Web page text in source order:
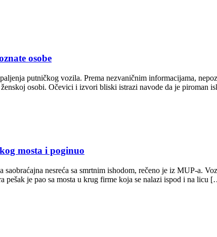
osobe
putničkog vozila. Prema nezvaničnim informacijama,
osobi. Očevici i izvori bliski istrazi navode da je
mosta i poginuo
nesreća sa smrtnim ishodom, rečeno je iz MUP-a.
pešak je pao sa mosta u krug firme koja se nalazi ispod i na licu